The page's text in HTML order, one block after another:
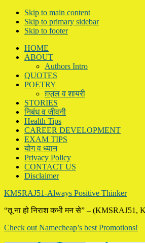
Skip to main content
Skip to primary sidebar
Skip to footer
HOME
ABOUT
Authors Intro
QUOTES
POETRY
ग़ज़ल व शायरी
STORIES
निबंध व जीवनी
Health Tips
CAREER DEVELOPMENT
EXAM TIPS
योग व ध्यान
Privacy Policy
CONTACT US
Disclaimer
KMSRAJ51-Always Positive Thinker
“तू ना हो निराश कभी मन से” – (KMSRAJ51,
Check out Namecheap’s best Promotions!